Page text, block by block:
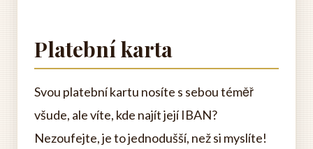
Platební karta
Svou platební kartu nosíte s sebou téměř
všude, ale víte, kde najít její IBAN?
Nezoufejte, je to jednodušší, než si myslíte!